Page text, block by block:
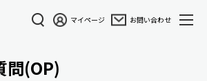
マイページ お問い合わせ
問(OP)